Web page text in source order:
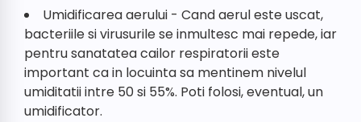
​Umidificarea aerului - Cand aerul este uscat,
bacteriile si virusurile se inmultesc mai repede, iar
pentru sanatatea cailor respiratorii este
important ca in locuinta sa mentinem nivelul
umiditatii intre 50 si 55%. Poti folosi, eventual, un
umidificator.